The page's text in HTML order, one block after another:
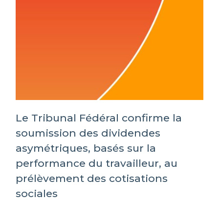
Le Tribunal Fédéral confirme la
soumission des dividendes
asymétriques, basés sur la
performance du travailleur, au
prélèvement des cotisations
sociales